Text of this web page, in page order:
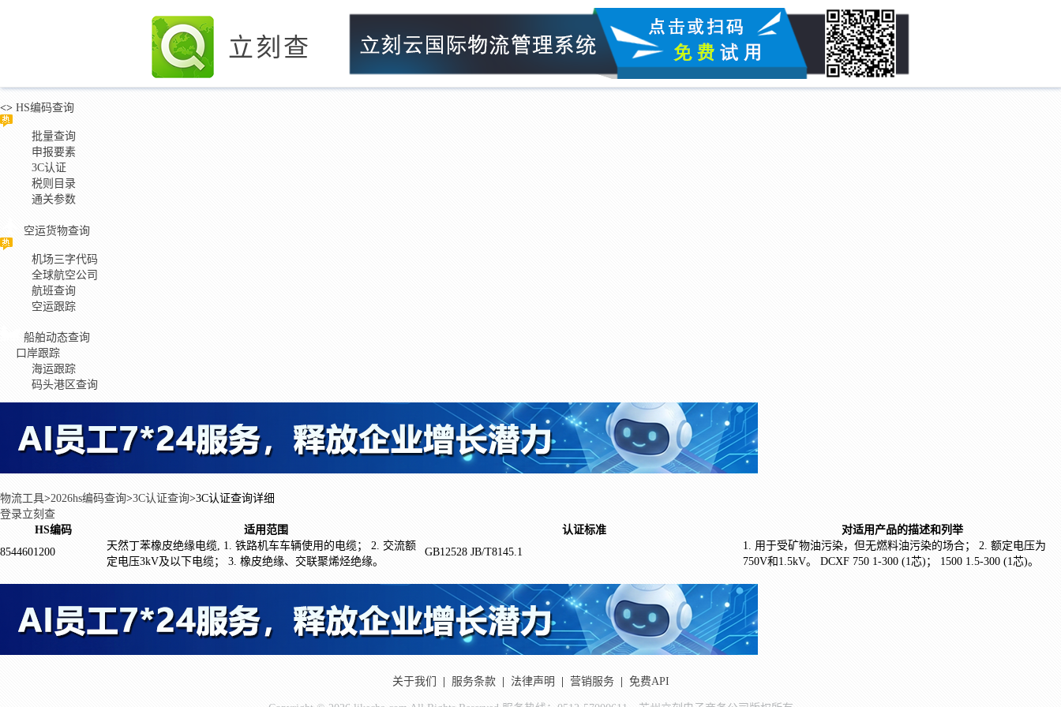
立刻查
<> HS编码查询
批量查询
申报要素
3C认证
税则目录
通关参数
空运货物查询
机场三字代码
全球航空公司
航班查询
空运跟踪
船舶动态查询
口岸跟踪
海运跟踪
码头港区查询
物流工具>2026hs编码查询>3C认证查询>3C认证查询详细
登录立刻查
HS编码
适用范围 认证标准
对适用产品的描述和列举
8544601200
天然丁苯橡皮绝缘电缆, 1. 铁路机车车辆使用的电缆； 2. 交流额
定电压3kV及以下电缆； 3. 橡皮绝缘、交联聚烯烃绝缘。
GB12528 JB/T8145.1
1. 用于受矿物油污染，但无燃料油污染的场合； 2. 额定电压为
750V和1.5kV。 DCXF 750 1-300 (1芯)； 1500 1.5-300 (1芯)。
关于我们 服务条款| 法律声明 营销服务| 免费API